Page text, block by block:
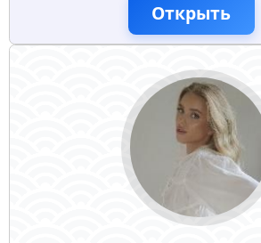
Открыть